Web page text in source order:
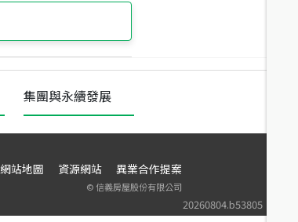
集團與永續發展
20260804.b53805
網站地圖 資源網站 異業合作提案
©信義房屋股份有限公司